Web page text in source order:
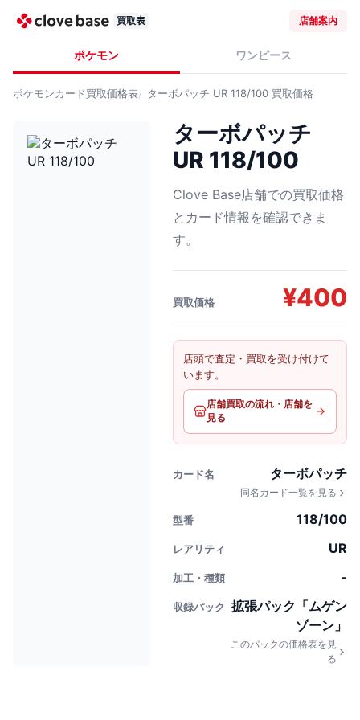
買取表 店舗案内
ポケモン ワンピース
ポケモンカード買取価格表 ターボパッチ UR 118/100 買取価格
ターボパッチ
UR 118/100
Clove Base店舗での買取価格
とカード情報を確認できま
す。
買取価格 ¥400
店頭で査定・買取を受け付けて
います。
店舗買取の流れ・店舗を
見る
カード名 ターボパッチ
同名カード一覧を見る
型番 118/100
レアリティ UR
加工・種類 -
収録パック
拡張パック「ムゲン
ゾーン」
このパックの価格表を見
る